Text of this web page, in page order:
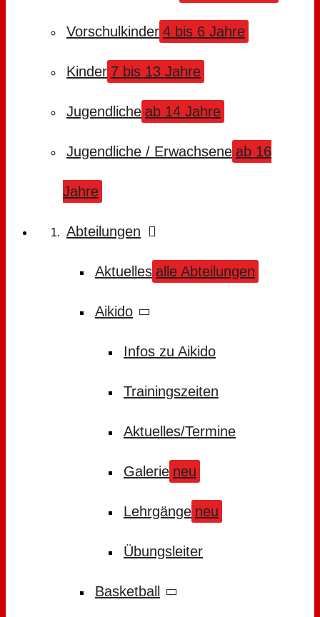
Vorschulkinder 4 bis 6 Jahre
Kinder 7 bis 13 Jahre
Jugendliche ab 14 Jahre
Jugendliche / Erwachsene ab 16
Jahre
Abteilungen
Aktuelles alle Abteilungen
Aikido
Infos zu Aikido
Trainingszeiten
Aktuelles/Termine
Galerie neu
Lehrgänge neu
Übungsleiter
Basketball